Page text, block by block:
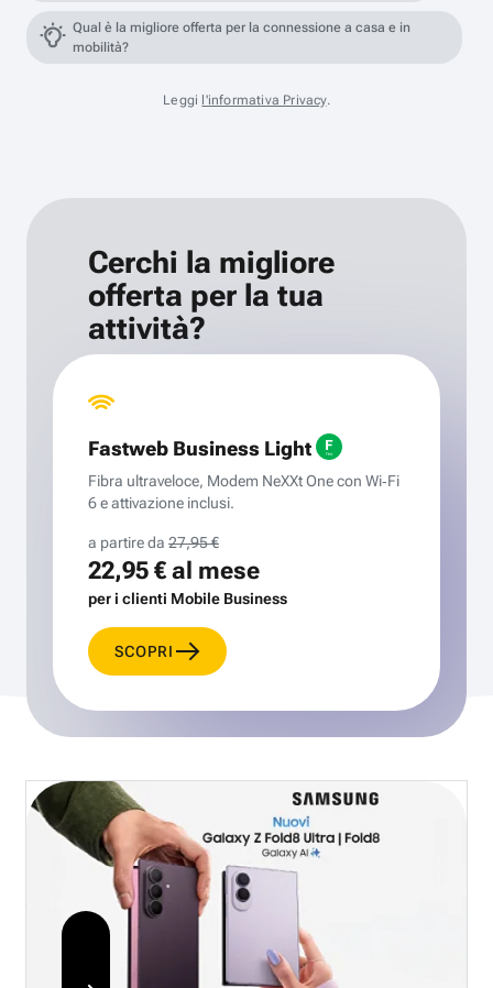
Qual è la migliore offerta per la connessione a casa e in
mobilità?
Leggi l'informativa Privacy.
Cerchi la migliore
offerta per la tua
attività?
Fastweb Business Light
Fibra ultraveloce, Modem NeXXt One con Wi‑Fi
6 e attivazione inclusi.
a partire da 27,95 €
22,95 €al mese
per i clienti Mobile Business
SCOPRI